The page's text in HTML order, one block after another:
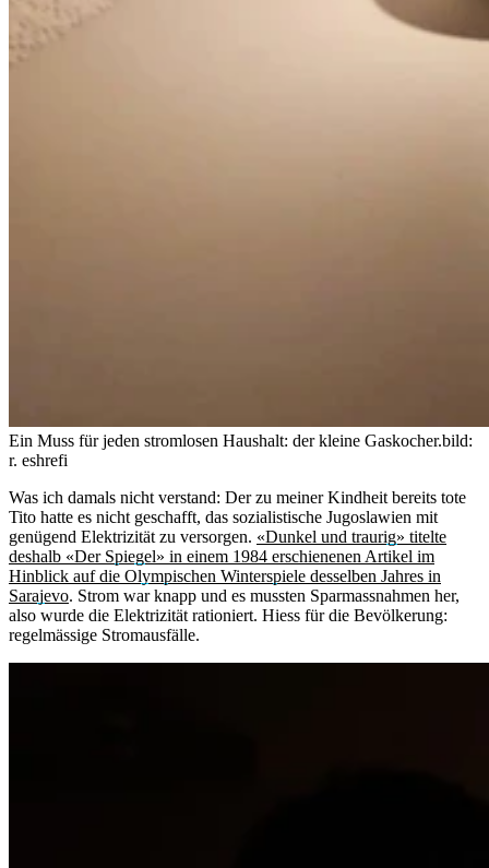
Ein Muss für jeden stromlosen Haushalt: der kleine Gaskocher.bild:
r. eshrefi
Was ich damals nicht verstand: Der zu meiner Kindheit bereits tote
Tito hatte es nicht geschafft, das sozialistische Jugoslawien mit
genügend Elektrizität zu versorgen. «Dunkel und traurig» titelte
deshalb «Der Spiegel» in einem 1984 erschienenen Artikel im
Hinblick auf die Olympischen Winterspiele desselben Jahres in
Sarajevo. Strom war knapp und es mussten Sparmassnahmen her,
also wurde die Elektrizität rationiert. Hiess für die Bevölkerung:
regelmässige Stromausfälle.